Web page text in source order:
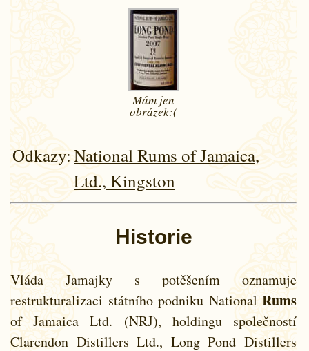
Mám jen
obrázek:(
Odkazy:National Rums of Jamaica,
Ltd., Kingston
Historie
Vláda Jamajky s potěšením oznamuje
restrukturalizaci státního podniku National Rums
of Jamaica Ltd. (NRJ), holdingu společností
Clarendon Distillers Ltd., Long Pond Distillers